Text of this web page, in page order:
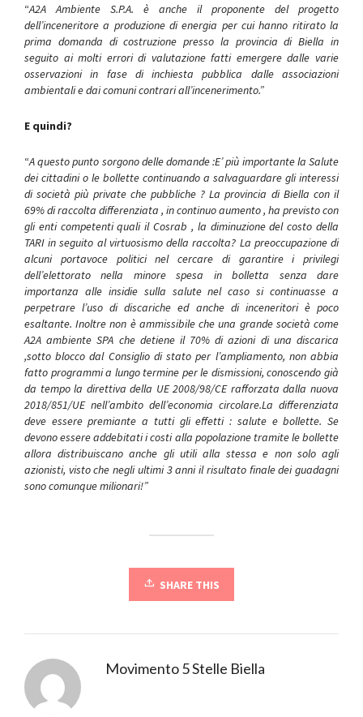
“A2A Ambiente S.P.A. è anche il proponente del progetto
dell’inceneritore a produzione di energia per cui hanno ritirato la
prima domanda di costruzione presso la provincia di Biella in
seguito ai molti errori di valutazione fatti emergere dalle varie
osservazioni in fase di inchiesta pubblica dalle associazioni
ambientali e dai comuni contrari all’incenerimento.”
E quindi?
“A questo punto sorgono delle domande :E’ più importante la Salute
dei cittadini o le bollette continuando a salvaguardare gli interessi
di società più private che pubbliche ? La provincia di Biella con il
69% di raccolta differenziata , in continuo aumento , ha previsto con
gli enti competenti quali il Cosrab , la diminuzione del costo della
TARI in seguito al virtuosismo della raccolta? La preoccupazione di
alcuni portavoce politici nel cercare di garantire i privilegi
dell’elettorato nella minore spesa in bolletta senza dare
importanza alle insidie sulla salute nel caso si continuasse a
perpetrare l’uso di discariche ed anche di inceneritori è poco
esaltante. Inoltre non è ammissibile che una grande società come
A2A ambiente SPA che detiene il 70% di azioni di una discarica
,sotto blocco dal Consiglio di stato per l’ampliamento, non abbia
fatto programmi a lungo termine per le dismissioni, conoscendo già
da tempo la direttiva della UE 2008/98/CE rafforzata dalla nuova
2018/851/UE nell’ambito dell’economia circolare.La differenziata
deve essere premiante a tutti gli effetti : salute e bollette. Se
devono essere addebitati i costi alla popolazione tramite le bollette
allora distribuiscano anche gli utili alla stessa e non solo agli
azionisti, visto che negli ultimi 3 anni il risultato finale dei guadagni
sono comunque milionari!”
SHARE THIS
Movimento 5 Stelle Biella